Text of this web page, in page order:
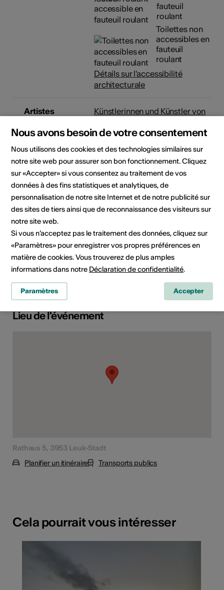
fauteuil
roulant
Toilettes non
accessibles en
fauteuil
roulant
Détails sur l'accessibilité
architecturale
Artistes
Künstlerinnen und Künstler von
Organisateur
Visarte.Wallis
Bielastrasse 10
3900 Brig
Téléphone +41 79 786 15 05
E-Mail
Site Internet
Domaine
Type d'événement
Exposition
Classe d'âge
Tout public
Lieu de l'événement
Rathaus 5, 3953 Leuk-Stadt
Planifier un itinéraire
Transports publics
Cela pourrait vous intéresser
Nous avons besoin de votre consentement
Nous utilisons des cookies et des technologies similaires sur
notre site web pour assurer son bon fonctionnement. Cliquez
sur «Accepter» si vous consentez au traitement de vos
données à des fins statistiques et analytiques, de
personnalisation de notre site Internet et de notre publicité sur
des sites de tiers ainsi que de reconnaissance des visiteurs sur
notre site web.
Si vous n’acceptez pas le traitement des données, cliquez sur
«Paramètres» pour enregistrer vos propres préférences en
matière de cookies. Vous trouverez de plus amples
informations dans notre Déclaration de confidentialité.
Paramètres Accepter